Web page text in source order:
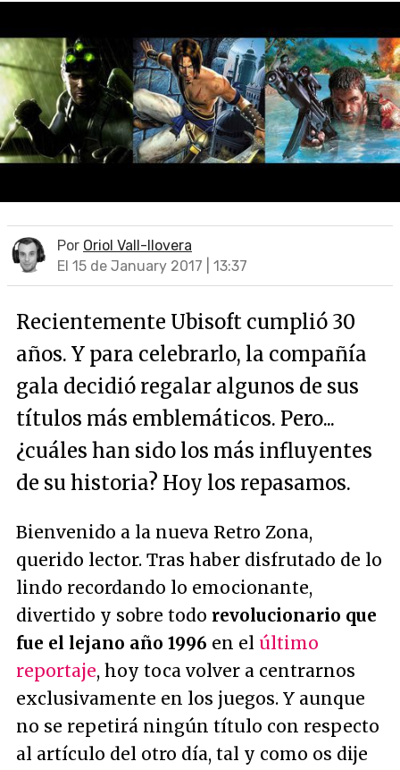
Por Oriol Vall-llovera
El 15 de January 2017 | 13:37
Recientemente Ubisoft cumplió 30
años. Y para celebrarlo, la compañía
gala decidió regalar algunos de sus
títulos más emblemáticos. Pero...
¿cuáles han sido los más influyentes
de su historia? Hoy los repasamos.
Bienvenido a la nueva Retro Zona,
querido lector. Tras haber disfrutado de lo
lindo recordando lo emocionante,
divertido y sobre todo revolucionario que
fue el lejano año 1996 en el último
reportaje, hoy toca volver a centrarnos
exclusivamente en los juegos. Y aunque
no se repetirá ningún título con respecto
al artículo del otro día, tal y como os dije